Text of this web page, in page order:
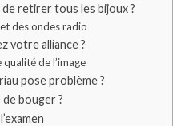
retirer tous les bijoux ?
des ondes radio
votre alliance ?
de l’image
pose problème ?
bouger ?